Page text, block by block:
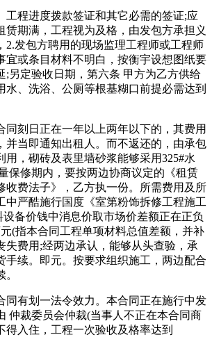
程进度拨款签证和其它必需的签证;应
赁期满，工程视为及格，由发包方承担义
2.发包方聘用的现场监理工程师或工程师
宜或条目材料不明白，按衡宇设想图纸要
;另定验收日期，第六条 甲方为乙方供给
水、洗浴、公厕等根基糊口前提必需达到
刻日正在一年以上两年以下的，其费用
并当即通知出租人。而不返还的，由承包
用，砌砖及表里墙砂浆能够采用325#水
保修期内，要按两边协商议定的《租赁
收费法子》，乙方执一份。所需费用及所
中严酷施行国度《室第粉饰拆修工程施工
备价钱中消息价取市场价差额正在正负
元(指本合同工程单项材料总值差额，并补
失费用;经两边承认，能够从头查验，承
手续。即元。按要求组织施工，两边配合
有划一法令效力。本合同正在施行中发
仲裁委员会仲裁(当事人不正在本合同商
得入住，工程一次验收及格率达到